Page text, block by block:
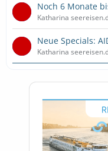
Noch 6 Monate
Katharina
Neue Specials:
Katharina